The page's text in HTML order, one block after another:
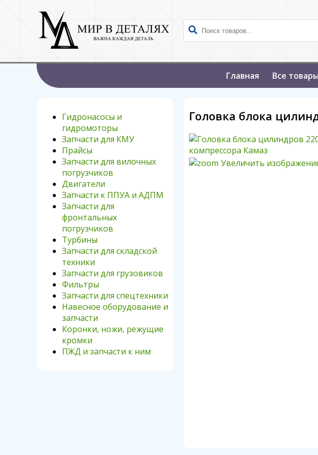
Главная Все товары
Гидронасосы и
гидромоторы
Запчасти для КМУ
Прайсы
Запчасти для вилочных
погрузчиков
Двигатели
Запчасти к ППУА и АДПМ
Запчасти для
фронтальных
погрузчиков
Турбины
Запчасти для складской
техники
Запчасти для грузовиков
Фильтры
Запчасти для спецтехники
Навесное оборудование и
запчасти
Коронки, ножи, режущие
кромки
ПЖД и запчасти к ним
Головка блока
Увеличить